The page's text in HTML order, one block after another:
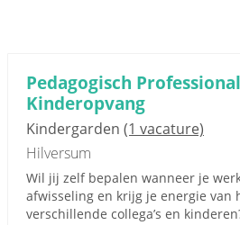
Pedagogisch
Kinderopvang
Kindergarden (1 vacature)
Hilversum
Wil jij zelf bepalen wanneer je
afwisseling en krijg je energie van
verschillende collega’s en